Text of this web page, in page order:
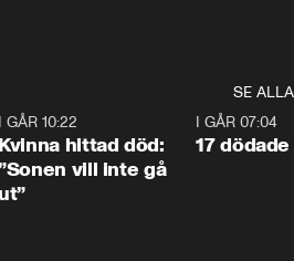
SE ALLA
I GÅR 10:22
Kvinna hittad död:
vill inte gå
I GÅR 07:04
17